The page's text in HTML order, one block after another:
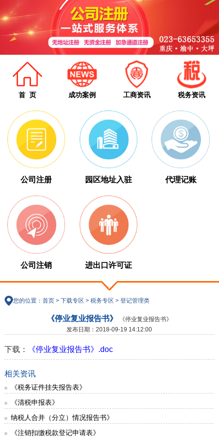
首 页 成功案例 工商资讯 税务资讯
公司注册 园区地址入驻 代理记账
公司注销 进出口许可证
您的位置： 首页> 下载专区> 税务专区> 登记管理类
《停业复业报告书》
《停业复业报告书》
发布日期：2018-09-19 14:12:00
下载： 《停业复业报告书》.doc
相关资讯
《税务证件挂失报告表》
《清税申报表》
纳税人合并（分立）情况报告书》
《注销扣缴税款登记申请表》